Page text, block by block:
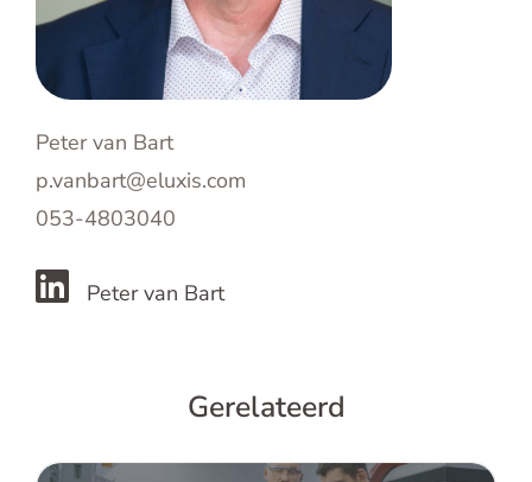
Peter van Bart
p.vanbart@eluxis.com
053-4803040
Peter van Bart
Gerelateerd